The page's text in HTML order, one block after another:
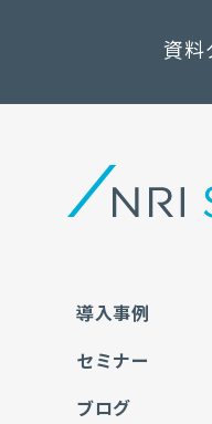
資料
導入事例
セミナー
ブログ